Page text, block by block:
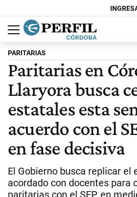
Política
Economía
Judiciales
Sociedad
Cultura
Espectáculos
Deportes
Protagonistas
PARITARIAS
Paritarias en
Llaryora busca
estatales esta
acuerdo con el
en fase decisiva
El Gobierno busca replicar el
acordado con docentes para